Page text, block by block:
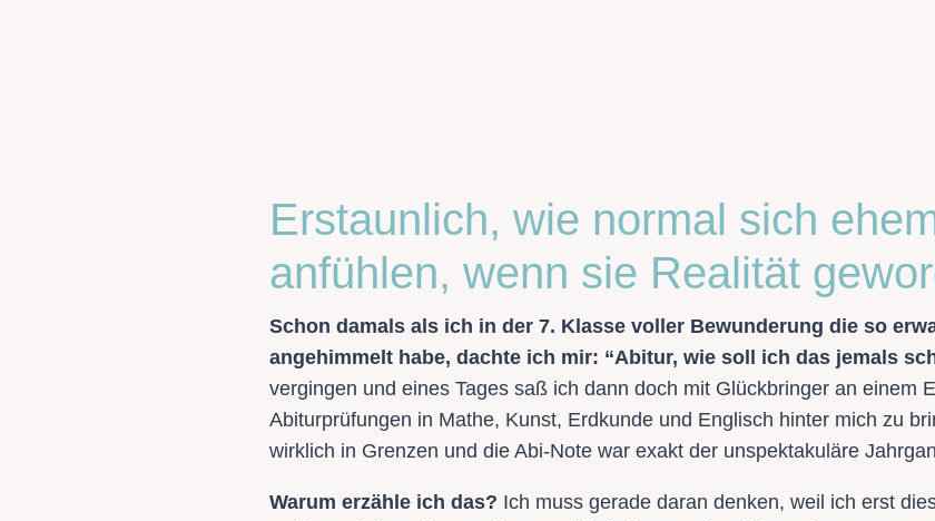
Erstaunlich, wie normal sich
anfühlen, wenn sie Realität
Schon damals als ich in der 7. Klasse voller Bewunderung die so
angehimmelt habe, dachte ich mir: “Abitur, wie soll ich das jemals
vergingen und eines Tages saß ich dann doch mit Glückbringer an einem
Abiturprüfungen in Mathe, Kunst, Erdkunde und Englisch hinter mich zu
wirklich in Grenzen und die Abi-Note war exakt der unspektakuläre
Warum erzähle ich das? Ich muss gerade daran denken, weil ich erst